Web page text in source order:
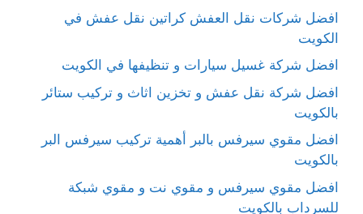
افضل شركات نقل العفش كراتين نقل عفش في
الكويت
افضل شركة غسيل سيارات و تنظيفها في الكويت
افضل شركة نقل عفش و تخزين اثاث و تركيب ستائر
بالكويت
افضل مقوي سيرفس بالبر أهمية تركيب سيرفس البر
بالكويت
افضل مقوي سيرفس و مقوي نت و مقوي شبكة
للسرداب بالكويت